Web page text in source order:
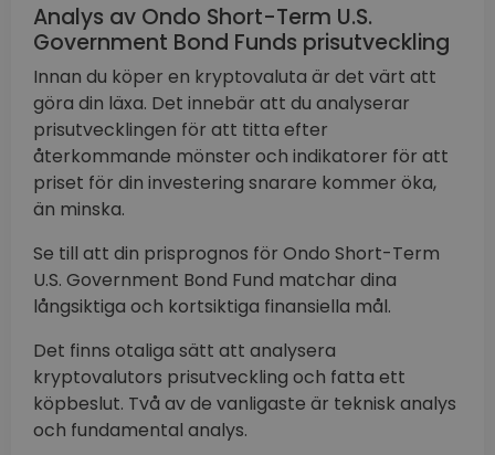
Analys av Ondo Short-Term U.S.
Government Bond Funds prisutveckling
Innan du köper en kryptovaluta är det värt att
göra din läxa. Det innebär att du analyserar
prisutvecklingen för att titta efter
återkommande mönster och indikatorer för att
priset för din investering snarare kommer öka,
än minska.
Se till att din prisprognos för Ondo Short-Term
U.S. Government Bond Fund matchar dina
långsiktiga och kortsiktiga finansiella mål.
Det finns otaliga sätt att analysera
kryptovalutors prisutveckling och fatta ett
köpbeslut. Två av de vanligaste är teknisk analys
och fundamental analys.